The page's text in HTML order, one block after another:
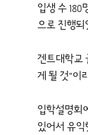
입생 수 180
으로 진행되
겐트대학교
게 될 것”이
입학설명회
있어서 유익